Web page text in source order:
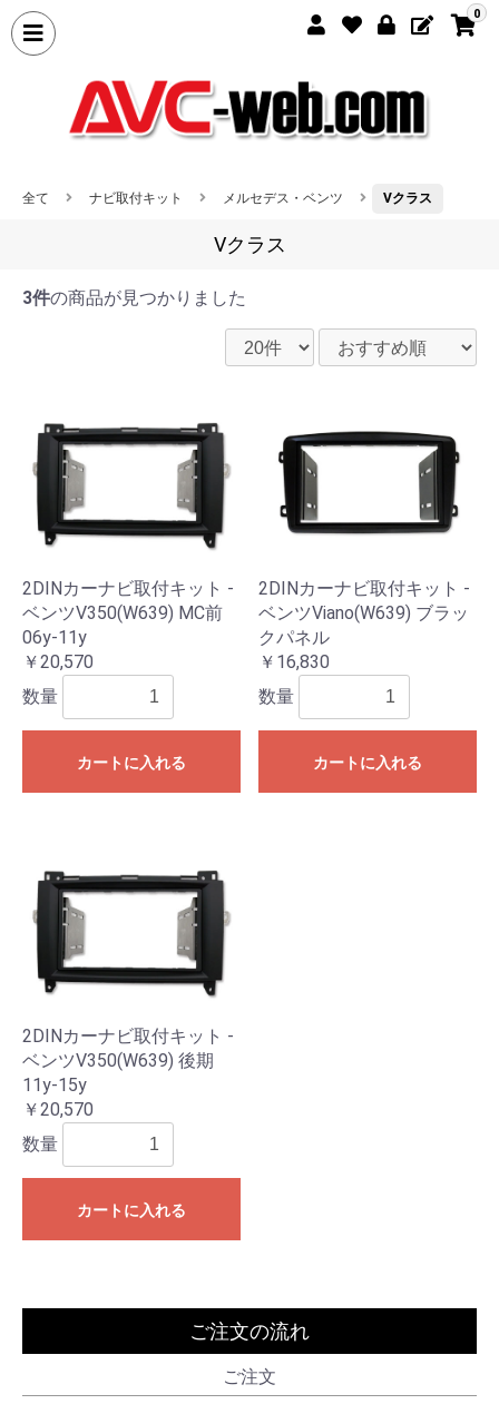
0
全て ナビ取付キット メルセデス・ベンツ Vクラス
Vクラス
3件の商品が見つかりました
2DINカーナビ取付キット -
ベンツV350(W639) MC前
06y-11y
￥20,570
数量
カートに入れる
2DINカーナビ取付キット -
ベンツViano(W639) ブラッ
クパネル
￥16,830
数量
カートに入れる
2DINカーナビ取付キット -
ベンツV350(W639) 後期
11y-15y
￥20,570
数量
カートに入れる
ご注文の流れ
ご注文